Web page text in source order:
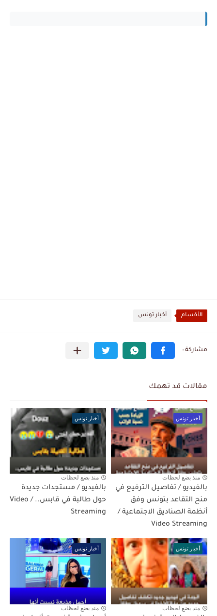
الأقسام أخبار تونس
مقالات قد تهمك
أخبار تونس
منذ بضع لحظات
بالفيديو / تفاصيل الترفيع في
منح التقاعد بتونس وفق
أنظمة الصناديق الاجتماعية /
Video Streaming
أخبار تونس
منذ بضع لحظات
بالفيديو / مستجدات جديدة
حول طالبة في قابس.. / Video
Streaming
أخبار تونس
منذ بضع لحظات
أخبار تونس
منذ بضع لحظات